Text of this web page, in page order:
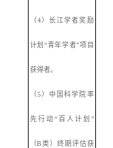
（4）长江学者奖励
计划“青年学者”项目
获得者。
（5）中国科学院率
先行动“百人计划”
（B类）终期评估获